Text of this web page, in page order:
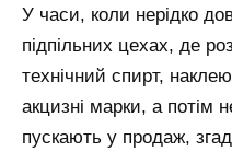
У часи, коли нерідко
підпільних цехах, де
технічний спирт,
акцизні марки, а потім
пускають у продаж,